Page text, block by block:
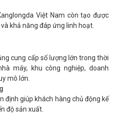
Việt Nam còn tạo được
khả năng đáp ứng linh hoạt.
cung cấp số lượng lớn trong thời
máy, khu công nghiệp, doanh
mô lớn.
định giúp khách hàng chủ động kế
độ sản xuất.